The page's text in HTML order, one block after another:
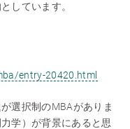
しています。
entry-20420.html
選択制のMBAがありま
学）が背景にあると思